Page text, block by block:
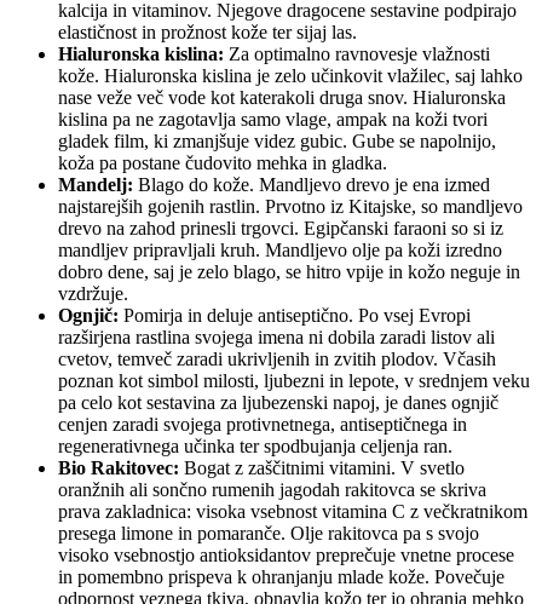
kalcija in vitaminov. Njegove dragocene sestavine podpirajo
elastičnost in prožnost kože ter sijaj las.
Hialuronska kislina: Za optimalno ravnovesje vlažnosti
kože. Hialuronska kislina je zelo učinkovit vlažilec, saj lahko
nase veže več vode kot katerakoli druga snov. Hialuronska
kislina pa ne zagotavlja samo vlage, ampak na koži tvori
gladek film, ki zmanjšuje videz gubic. Gube se napolnijo,
koža pa postane čudovito mehka in gladka.
Mandelj: Blago do kože. Mandljevo drevo je ena izmed
najstarejših gojenih rastlin. Prvotno iz Kitajske, so mandljevo
drevo na zahod prinesli trgovci. Egipčanski faraoni so si iz
mandljev pripravljali kruh. Mandljevo olje pa koži izredno
dobro dene, saj je zelo blago, se hitro vpije in kožo neguje in
vzdržuje.
Ognjič: Pomirja in deluje antiseptično. Po vsej Evropi
razširjena rastlina svojega imena ni dobila zaradi listov ali
cvetov, temveč zaradi ukrivljenih in zvitih plodov. Včasih
poznan kot simbol milosti, ljubezni in lepote, v srednjem veku
pa celo kot sestavina za ljubezenski napoj, je danes ognjič
cenjen zaradi svojega protivnetnega, antiseptičnega in
regenerativnega učinka ter spodbujanja celjenja ran.
Bio Rakitovec: Bogat z zaščitnimi vitamini. V svetlo
oranžnih ali sončno rumenih jagodah rakitovca se skriva
prava zakladnica: visoka vsebnost vitamina C z večkratnikom
presega limone in pomaranče. Olje rakitovca pa s svojo
visoko vsebnostjo antioksidantov preprečuje vnetne procese
in pomembno prispeva k ohranjanju mlade kože. Povečuje
odpornost veznega tkiva, obnavlja kožo ter jo ohranja mehko